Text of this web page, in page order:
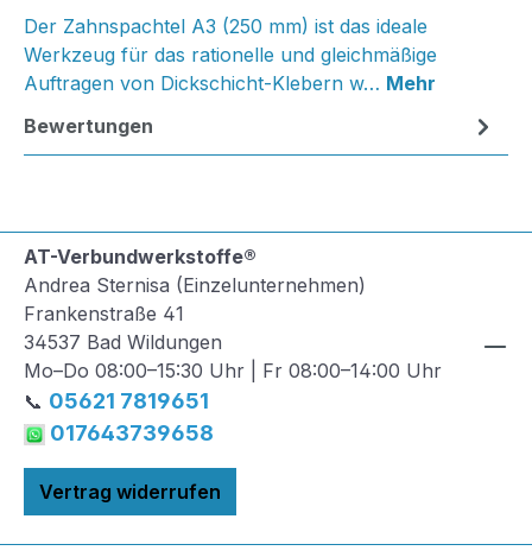
Der Zahnspachtel A3 (250 mm) ist das ideale
Werkzeug für das rationelle und gleichmäßige
Auftragen von Dickschicht-Klebern w… Mehr
Bewertungen
AT-Verbundwerkstoffe®
Andrea Sternisa (Einzelunternehmen)
Frankenstraße 41
34537 Bad Wildungen
Mo–Do 08:00–15:30 Uhr | Fr 08:00–14:00 Uhr
📞 05621 7819651
017643739658
Vertrag widerrufen